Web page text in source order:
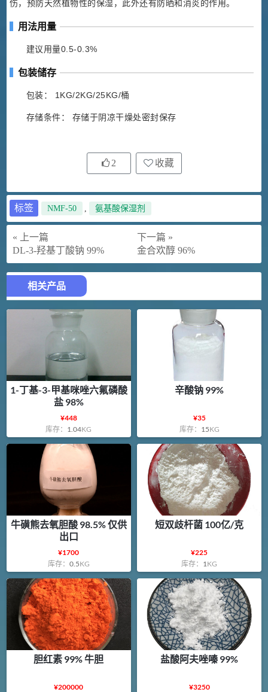
伤，预防天然植物性的保湿，此外还有防晒和消炎的作用。
用法用量
建议用量0.5-0.3%
包装储存
包装： 1KG/2KG/25KG/桶
存储条件： 存储于阴凉干燥处密封保存
2 收藏
标签 NMF-50 , 氨基酸保湿剂
« 上一篇
DL-3-羟基丁酸钠 99%
下一篇 »
金合欢醇 96%
相关产品
1-丁基-3-甲基咪唑六氟磷酸
盐 98%
¥448
库存： 1.04KG
辛酸钠 99%
¥35
库存： 15KG
牛磺熊去氧胆酸 98.5% 仅供
出口
¥1700
库存： 0.5KG
短双歧杆菌 100亿/克
¥225
库存： 1 KG
胆红素 99% 牛胆
¥200000
盐酸阿夫唑嗪 99%
¥3250